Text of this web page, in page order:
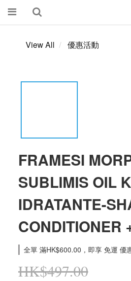
View All 優惠活動
FRAMESI
SUBLIMIS OIL
IDRATANTE-
CONDITIONER
全單 滿HK$600.00，即享 免運 優
HK$497.00